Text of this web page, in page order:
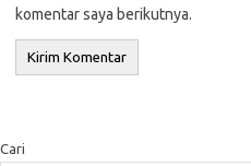
komentar saya berikutnya.
Cari